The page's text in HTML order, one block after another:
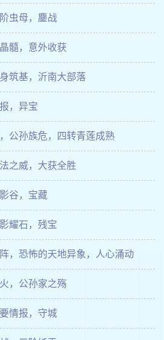
虫母，鏖战
髓，意外收获
筑基，沂南大部落
，异宝
公孙族危，四转青莲成熟
之威，大获全胜
谷，宝藏
耀石，残宝
，恐怖的天地异象，人心涌动
，公孙家之殇
情报，守城